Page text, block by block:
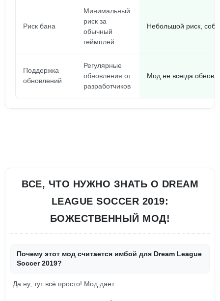
Риск бана
Минимальный
риск за
обычный
геймплей
Небольшой риск,
Поддержка
обновлений
Регулярные
обновления от
разработчиков
Мод не всегда
ВСЕ, ЧТО НУЖНО ЗНАТЬ О DREAM
LEAGUE SOCCER 2019:
БОЖЕСТВЕННЫЙ МОД!
Почему этот мод считается имбой для Dream League
Soccer 2019?
Да ну, тут всё просто! Мод дает